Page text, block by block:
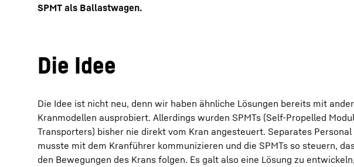
SPMT als Ballastwagen.
Die Idee
Die Idee ist nicht neu, denn wir haben ähnliche Lösungen bereits mit
Kranmodellen ausprobiert. Allerdings wurden SPMTs (Self-Propelled
Transporters) bisher nie direkt vom Kran angesteuert. Separates Personal
musste mit dem Kranführer kommunizieren und die SPMTs so steuern,
den Bewegungen des Krans folgen. Es galt also eine Lösung zu